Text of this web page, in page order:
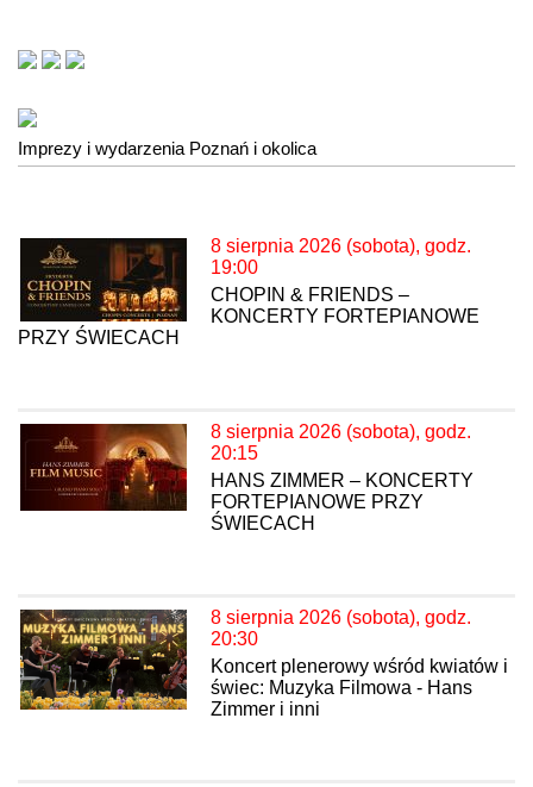
Imprezy i wydarzenia Poznań i okolica
8 sierpnia 2026 (sobota), godz.
19:00
CHOPIN & FRIENDS –
KONCERTY FORTEPIANOWE
PRZY ŚWIECACH
8 sierpnia 2026 (sobota), godz.
20:15
HANS ZIMMER – KONCERTY
FORTEPIANOWE PRZY
ŚWIECACH
8 sierpnia 2026 (sobota), godz.
20:30
Koncert plenerowy wśród kwiatów i
świec: Muzyka Filmowa - Hans
Zimmer i inni